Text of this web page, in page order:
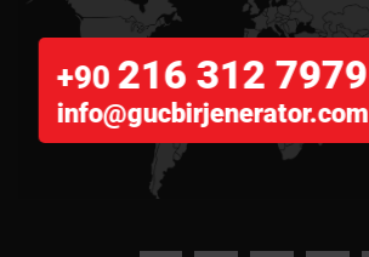
+90 216 312 7979
info@gucbirjenerator.com